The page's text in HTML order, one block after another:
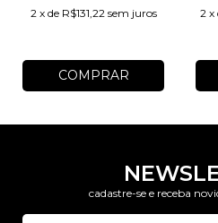
2 x de R$131,22 sem juros
COMPRAR
2 x
cadastre-se e receba